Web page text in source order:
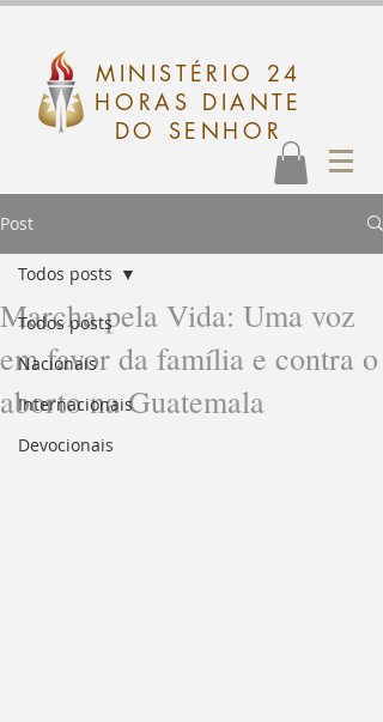
MINISTÉRIO 24
HORAS DIANTE
DO SENHOR
Post
Todos posts
Nacionais
Internacionais
Devocionais
Todos posts
Marcha pela Vida: Uma voz
em favor da família e contra o
aborto na Guatemala